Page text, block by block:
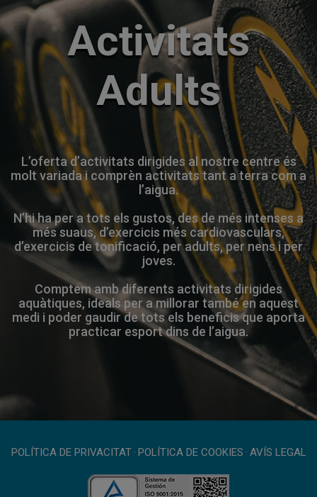
Activitats
Adults
L’oferta d’activitats dirigides al nostre centre és
molt variada i comprèn activitats tant a terra com a
l’aigua.
N’hi ha per a tots els gustos, des de més intenses a
més suaus, d’exercicis més cardiovasculars,
d’exercicis de tonificació, per adults, per nens i per
joves.
Comptem amb diferents activitats dirigides
aquàtiques, ideals per a millorar també en aquest
medi i poder gaudir de tots els beneficis que aporta
practicar esport dins de l’aigua.
POLÍTICA DE PRIVACITAT · POLÍTICA DE COOKIES · AVÍS LEGAL